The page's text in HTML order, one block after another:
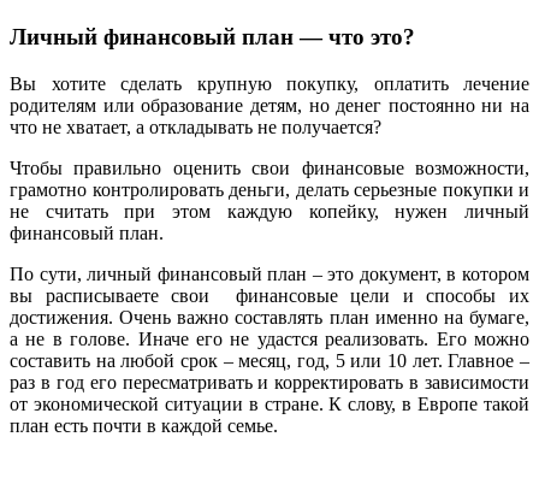
Личный финансовый план — что это?
Вы хотите сделать крупную покупку, оплатить лечение
родителям или образование детям, но денег постоянно ни на
что не хватает, а откладывать не получается?
Чтобы правильно оценить свои финансовые возможности,
грамотно контролировать деньги, делать серьезные покупки и
не считать при этом каждую копейку, нужен личный
финансовый план.
По сути, личный финансовый план – это документ, в котором
вы расписываете свои финансовые цели и способы их
достижения. Очень важно составлять план именно на бумаге,
а не в голове. Иначе его не удастся реализовать. Его можно
составить на любой срок – месяц, год, 5 или 10 лет. Главное –
раз в год его пересматривать и корректировать в зависимости
от экономической ситуации в стране. К слову, в Европе такой
план есть почти в каждой семье.